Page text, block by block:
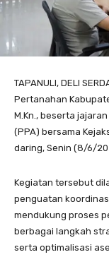
TAPANULI, DELI
Pertanahan
M.Kn., beserta
(PPA) bersama
daring, Senin (8/6/
Kegiatan tersebut
penguatan
mendukung proses
berbagai langkah
serta optimalisasi